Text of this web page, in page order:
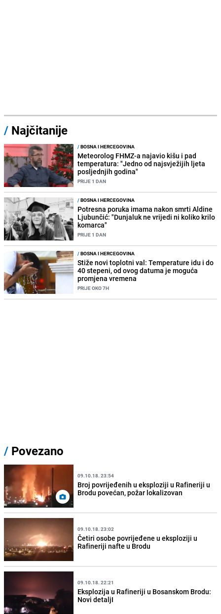
/ Najčitanije
/BOSNA I HERCEGOVINA
Meteorolog FHMZ-a najavio kišu i pad
temperatura: "Jedno od najsvježijih ljeta
posljednjih godina"
PRIJE 1 DAN
/BOSNA I HERCEGOVINA
Potresna poruka imama nakon smrti Aldine
Ljubunčić: "Dunjaluk ne vrijedi ni koliko krilo
komarca"
PRIJE 1 DAN
/BOSNA I HERCEGOVINA
Stiže novi toplotni val: Temperature idu i do
40 stepeni, od ovog datuma je moguća
promjena vremena
PRIJE OKO 7H
/ Povezano
09.10.18. 23:54
Broj povrijeđenih u eksploziji u Rafineriji u
Brodu povećan, požar lokalizovan
09.10.18. 23:02
Četiri osobe povrijeđene u eksploziji u
Rafineriji nafte u Brodu
09.10.18. 22:21
Eksplozija u Rafineriji u Bosanskom Brodu:
Novi detaljI